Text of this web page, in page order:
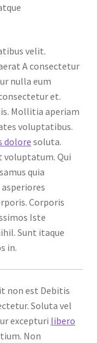
velit.
A consectetur
nulla eum
et.
Mollitia aperiam
voluptatibus.
dolore soluta.
voluptatum. Qui
quia
Corporis
Iste
Sunt itaque
in.
non est Debitis
Soluta vel
excepturi libero
Non